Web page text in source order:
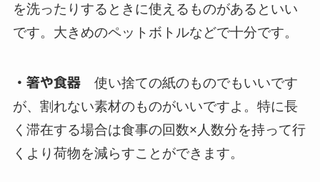
を洗ったりするときに使えるものがあるといい
です。大きめのペットボトルなどで十分です。
・箸や食器 使い捨ての紙のものでもいいです
が、割れない素材のものがいいですよ。特に長
く滞在する場合は食事の回数×人数分を持って行
くより荷物を減らすことができます。